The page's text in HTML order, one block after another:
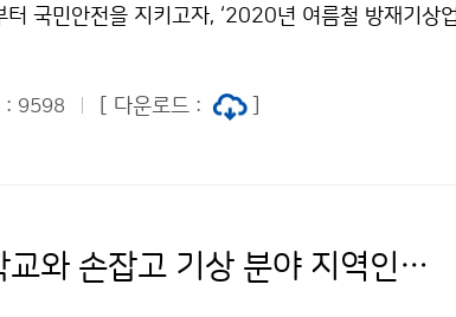
국민안전을 지키고자, ‘2020년 여름철 방재기상
: 9598 [ 다운로드 :
기상청, 제주대학교와 손잡고 기상 분야 지역인재 육성한다